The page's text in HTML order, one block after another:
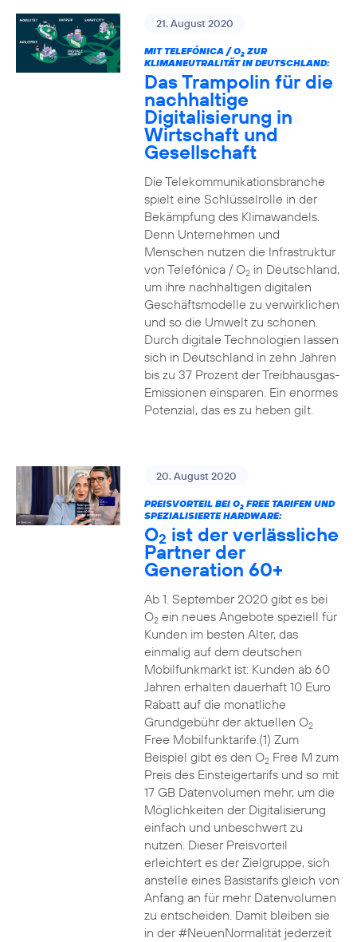
21. August 2020
MIT TELEFÓNICA / O2ZUR
KLIMANEUTRALITÄT IN DEUTSCHLAND:
Das Trampolin für die
nachhaltige
Digitalisierung in
Wirtschaft und
Gesellschaft
Die Telekommunikationsbranche
spielt eine Schlüsselrolle in der
Bekämpfung des Klimawandels.
Denn Unternehmen und
Menschen nutzen die Infrastruktur
von Telefónica / O2in Deutschland,
um ihre nachhaltigen digitalen
Geschäftsmodelle zu verwirklichen
und so die Umwelt zu schonen.
Durch digitale Technologien lassen
sich in Deutschland in zehn Jahren
bis zu 37 Prozent der Treibhausgas-
Emissionen einsparen. Ein enormes
Potenzial, das es zu heben gilt.
20. August 2020
PREISVORTEIL BEI O2FREE TARIFEN UND
SPEZIALISIERTE HARDWARE:
O2 ist der verlässliche
Partner der
Generation 60+
Ab 1. September 2020 gibt es bei
O2ein neues Angebote speziell für
Kunden im besten Alter, das
einmalig auf dem deutschen
Mobilfunkmarkt ist: Kunden ab 60
Jahren erhalten dauerhaft 10 Euro
Rabatt auf die monatliche
Grundgebühr der aktuellen O2
Free Mobilfunktarife.(1) Zum
Beispiel gibt es den O2Free M zum
Preis des Einsteigertarifs und so mit
17 GB Datenvolumen mehr, um die
Möglichkeiten der Digitalisierung
einfach und unbeschwert zu
nutzen. Dieser Preisvorteil
erleichtert es der Zielgruppe, sich
anstelle eines Basistarifs gleich von
Anfang an für mehr Datenvolumen
zu entscheiden. Damit bleiben sie
in der #NeuenNormalität jederzeit